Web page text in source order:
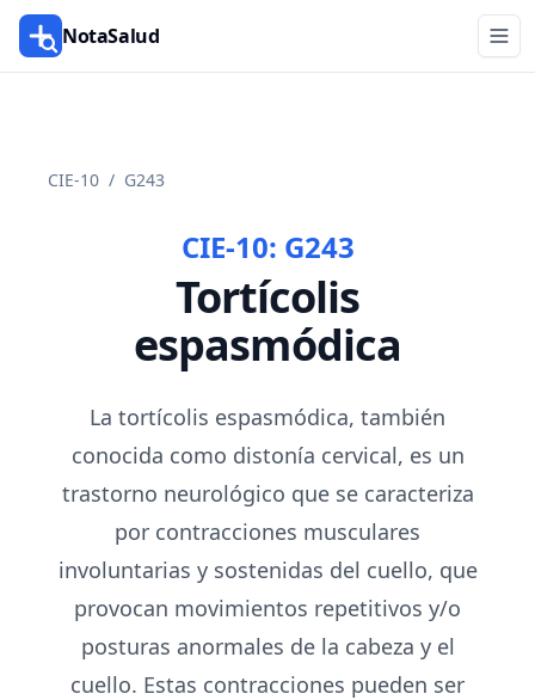
NotaSalud
CIE-10 / G243
CIE-10: G243
Tortícolis
espasmódica
La tortícolis espasmódica, también
conocida como distonía cervical, es un
trastorno neurológico que se caracteriza
por contracciones musculares
involuntarias y sostenidas del cuello, que
provocan movimientos repetitivos y/o
posturas anormales de la cabeza y el
cuello. Estas contracciones pueden ser